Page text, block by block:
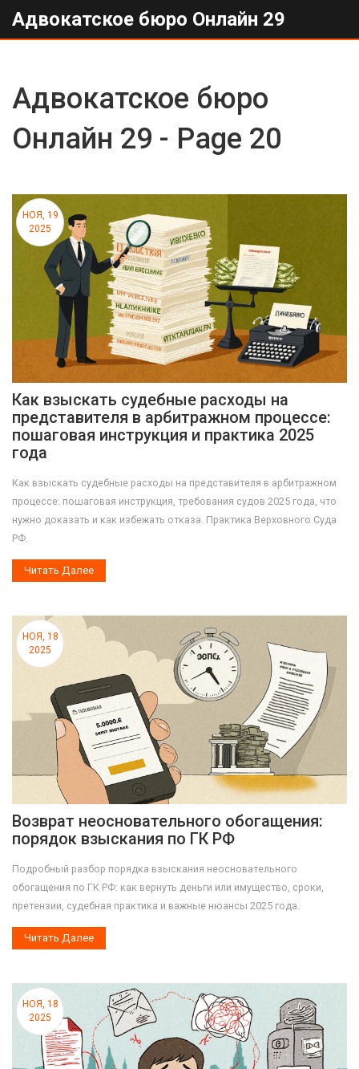
Адвокатское бюро Онлайн 29
Адвокатское бюро
Онлайн 29 - Page 20
НОЯ, 19
2025
Как взыскать судебные расходы на
представителя в арбитражном процессе:
пошаговая инструкция и практика 2025
года
Как взыскать судебные расходы на представителя в арбитражном
процессе: пошаговая инструкция, требования судов 2025 года, что
нужно доказать и как избежать отказа. Практика Верховного Суда
РФ.
Читать Далее
НОЯ, 18
2025
Возврат неосновательного обогащения:
порядок взыскания по ГК РФ
Подробный разбор порядка взыскания неосновательного
обогащения по ГК РФ: как вернуть деньги или имущество, сроки,
претензии, судебная практика и важные нюансы 2025 года.
Читать Далее
НОЯ, 18
2025